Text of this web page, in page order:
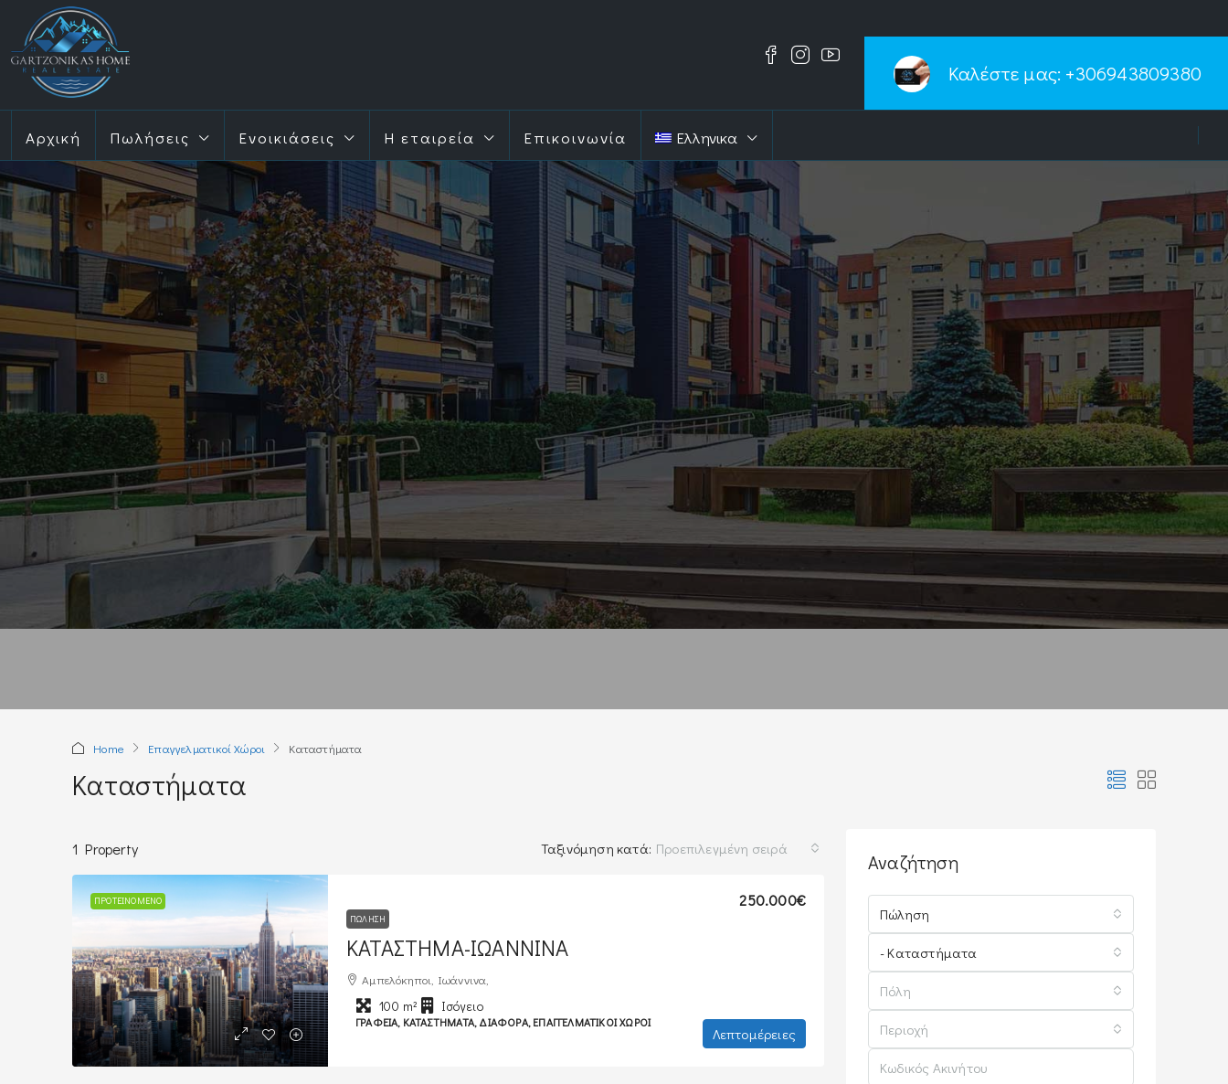
Καλέστε μας: +306943809380
Αρχική Πωλήσεις Ενοικιάσεις Η εταιρεία Επικοινωνία Ελληνικα
Home Επαγγελματικοί Χώροι Καταστήματα
Καταστήματα
1 Property Ταξινόμηση κατά: Προεπιλεγμένη σειρά
ΠΡΟΤΕΙΝΌΜΕΝΟ
ΠΏΛΗΣΗ
ΚΑΤΑΣΤΗΜΑ-ΙΩΑΝΝΙΝΑ
250.000€
Αμπελόκηποι, Ιωάννινα,
100 m² Ισόγειο
ΓΡΑΦΕΊΑ, ΚΑΤΑΣΤΉΜΑΤΑ, ΔΙΆΦΟΡΑ, ΕΠΑΓΓΕΛΜΑΤΙΚΟΊ ΧΏΡΟΙ
Λεπτομέρειες
Αναζήτηση
Πώληση
- Καταστήματα
Πόλη
Περιοχή